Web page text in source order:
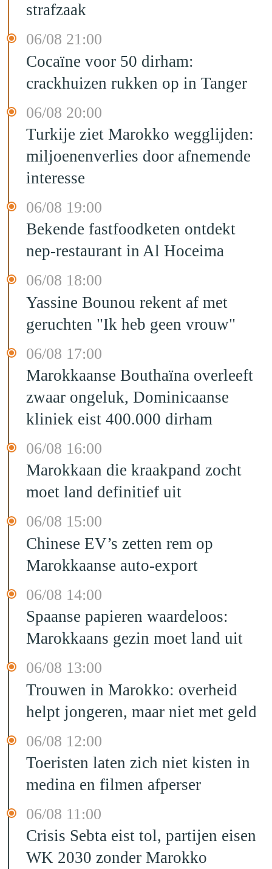
strafzaak
06/08 21:00
Cocaïne voor 50 dirham:
crackhuizen rukken op in Tanger
06/08 20:00
Turkije ziet Marokko wegglijden:
miljoenenverlies door afnemende
interesse
06/08 19:00
Bekende fastfoodketen ontdekt
nep-restaurant in Al Hoceima
06/08 18:00
Yassine Bounou rekent af met
geruchten "Ik heb geen vrouw"
06/08 17:00
Marokkaanse Bouthaïna overleeft
zwaar ongeluk, Dominicaanse
kliniek eist 400.000 dirham
06/08 16:00
Marokkaan die kraakpand zocht
moet land definitief uit
06/08 15:00
Chinese EV’s zetten rem op
Marokkaanse auto-export
06/08 14:00
Spaanse papieren waardeloos:
Marokkaans gezin moet land uit
06/08 13:00
Trouwen in Marokko: overheid
helpt jongeren, maar niet met geld
06/08 12:00
Toeristen laten zich niet kisten in
medina en filmen afperser
06/08 11:00
Crisis Sebta eist tol, partijen eisen
WK 2030 zonder Marokko